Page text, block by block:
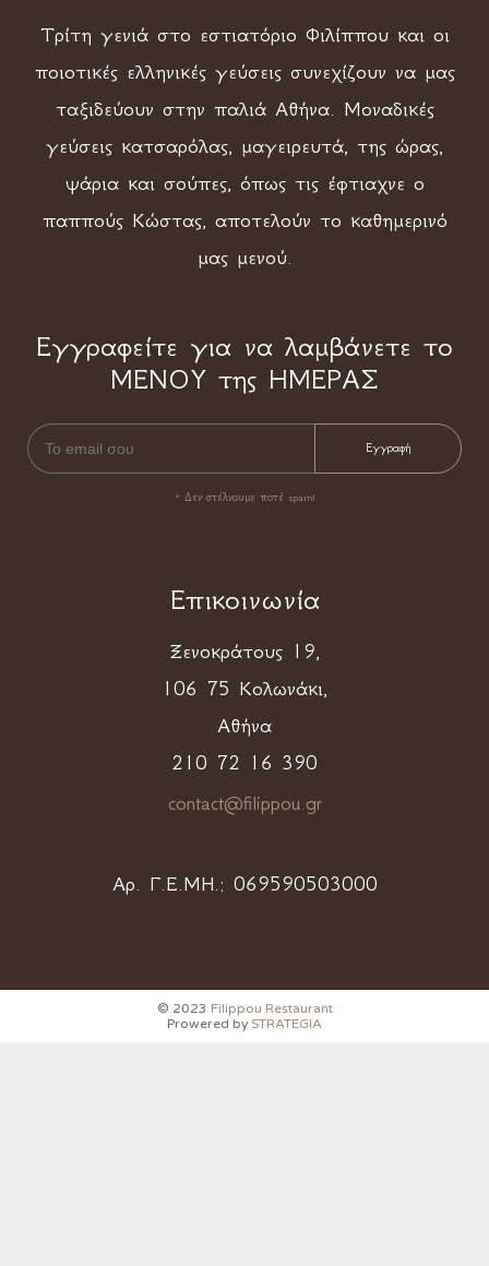
Τρίτη γενιά στο εστιατόριο Φιλίππου και οι
ποιοτικές ελληνικές γεύσεις συνεχίζουν να μας
ταξιδεύουν στην παλιά Αθήνα. Μοναδικές
γεύσεις κατσαρόλας, μαγειρευτά, της ώρας,
ψάρια και σούπες, όπως τις έφτιαχνε ο
παππούς Κώστας, αποτελούν το καθημερινό
μας μενού.
Εγγραφείτε για να λαμβάνετε το
ΜΕΝΟΥ της ΗΜΕΡΑΣ
* Δεν στέλνουμε ποτέ spam!
Επικοινωνία
Ξενοκράτους 19,
106 75 Κολωνάκι,
Αθήνα
210 72 16 390
contact@filippou.gr
Αρ. Γ.Ε.ΜΗ.: 069590503000
© 2023 Filippou Restaurant
Prowered by STRATEGIA